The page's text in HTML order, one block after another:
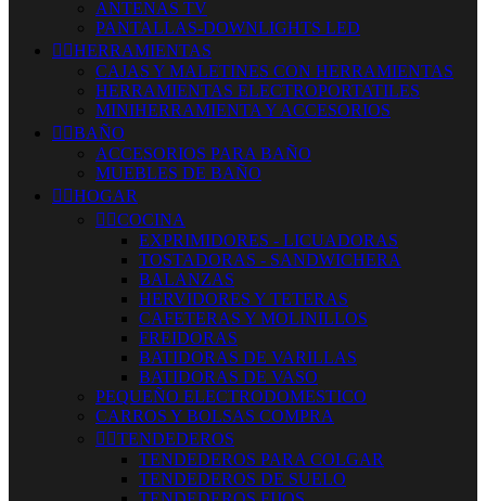
ANTENAS TV
PANTALLAS-DOWNLIGHTS LED
 HERRAMIENTAS
CAJAS Y MALETINES CON HERRAMIENTAS
HERRAMIENTAS ELECTROPORTATILES
MINIHERRAMIENTA Y ACCESORIOS
 BAÑO
ACCESORIOS PARA BAÑO
MUEBLES DE BAÑO
 HOGAR
 COCINA
EXPRIMIDORES - LICUADORAS
TOSTADORAS - SANDWICHERA
BALANZAS
HERVIDORES Y TETERAS
CAFETERAS Y MOLINILLOS
FREIDORAS
BATIDORAS DE VARILLAS
BATIDORAS DE VASO
PEQUEÑO ELECTRODOMESTICO
CARROS Y BOLSAS COMPRA
 TENDEDEROS
TENDEDEROS PARA COLGAR
TENDEDEROS DE SUELO